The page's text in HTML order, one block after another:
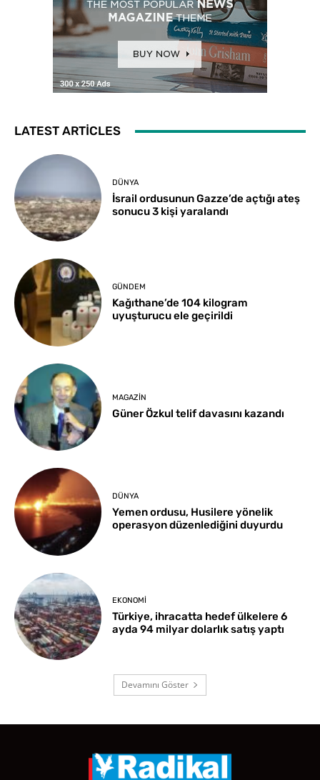
LATEST ARTICLES
DÜNYA
İsrail ordusunun Gazze’de açtığı ateş
sonucu 3 kişi yaralandı
GÜNDEM
Kağıthane’de 104 kilogram
uyuşturucu ele geçirildi
MAGAZIN
Güner Özkul telif davasını kazandı
DÜNYA
Yemen ordusu, Husilere yönelik
operasyon düzenlediğini duyurdu
EKONOMI
Türkiye, ihracatta hedef ülkelere 6
ayda 94 milyar dolarlık satış yaptı
Devamını Göster